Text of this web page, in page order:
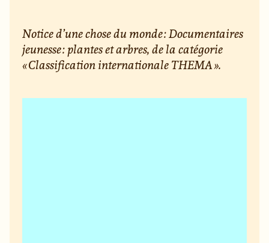
Notice d’une chose du monde : Documentaires
jeunesse : plantes et arbres, de la catégorie
« Classification internationale THEMA ».